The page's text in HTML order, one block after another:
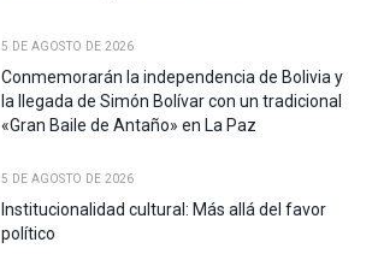
5 DE AGOSTO DE 2026
Conmemorarán la independencia de Bolivia y
la llegada de Simón Bolívar con un tradicional
«Gran Baile de Antaño» en La Paz
5 DE AGOSTO DE 2026
Institucionalidad cultural: Más allá del favor
político